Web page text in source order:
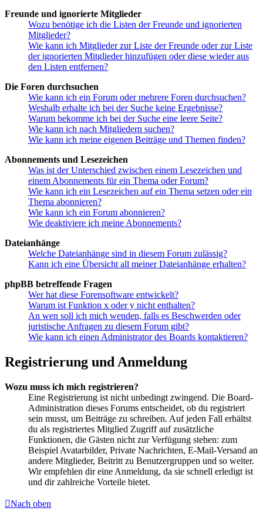
Freunde und ignorierte Mitglieder
Wozu benötige ich die Listen der Freunde und ignorierten
Mitglieder?
Wie kann ich Mitglieder zur Liste der Freunde oder zur Liste
der ignorierten Mitglieder hinzufügen oder diese wieder aus
den Listen entfernen?
Die Foren durchsuchen
Wie kann ich ein Forum oder mehrere Foren durchsuchen?
Weshalb erhalte ich bei der Suche keine Ergebnisse?
Warum bekomme ich bei der Suche eine leere Seite?
Wie kann ich nach Mitgliedern suchen?
Wie kann ich meine eigenen Beiträge und Themen finden?
Abonnements und Lesezeichen
Was ist der Unterschied zwischen einem Lesezeichen und
einem Abonnements für ein Thema oder Forum?
Wie kann ich ein Lesezeichen auf ein Thema setzen oder ein
Thema abonnieren?
Wie kann ich ein Forum abonnieren?
Wie deaktiviere ich meine Abonnements?
Dateianhänge
Welche Dateianhänge sind in diesem Forum zulässig?
Kann ich eine Übersicht all meiner Dateianhänge erhalten?
phpBB betreffende Fragen
Wer hat diese Forensoftware entwickelt?
Warum ist Funktion x oder y nicht enthalten?
An wen soll ich mich wenden, falls es Beschwerden oder
juristische Anfragen zu diesem Forum gibt?
Wie kann ich einen Administrator des Boards kontaktieren?
Registrierung und Anmeldung
Wozu muss ich mich registrieren?
Eine Registrierung ist nicht unbedingt zwingend. Die Board-
Administration dieses Forums entscheidet, ob du registriert
sein musst, um Beiträge zu schreiben. Auf jeden Fall erhältst
du als registriertes Mitglied Zugriff auf zusätzliche
Funktionen, die Gästen nicht zur Verfügung stehen: zum
Beispiel Avatarbilder, Private Nachrichten, E-Mail-Versand an
andere Mitglieder, Beitritt zu Benutzergruppen und so weiter.
Wir empfehlen dir eine Anmeldung, da sie schnell erledigt ist
und dir zahlreiche Vorteile bietet.
Nach oben